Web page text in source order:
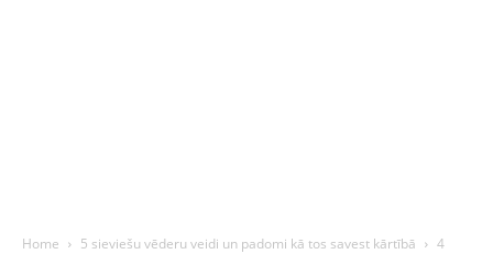
Home 5 sieviešu vēderu veidi un padomi kā tos savest kārtībā 4